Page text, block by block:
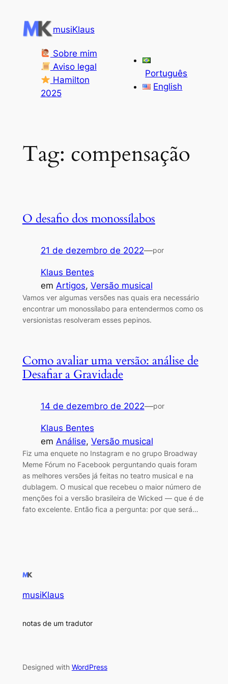
conteúdo
musiKlaus
Sobre mim
Aviso legal
Hamilton
2025
Português
English
Tag: compensação
O desafio dos monossílabos
21 de dezembro de 2022—por
Klaus Bentes
em Artigos, Versão musical
Vamos ver algumas versões nas quais era necessário
encontrar um monossílabo para entendermos como os
versionistas resolveram esses pepinos.
Como avaliar uma versão: análise de
Desafiar a Gravidade
14 de dezembro de 2022—por
Klaus Bentes
em Análise, Versão musical
Fiz uma enquete no Instagram e no grupo Broadway
Meme Fórum no Facebook perguntando quais foram
as melhores versões já feitas no teatro musical e na
dublagem. O musical que recebeu o maior número de
menções foi a versão brasileira de Wicked — que é de
fato excelente. Então fica a pergunta: por que será…
musiKlaus
notas de um tradutor
Designed with WordPress